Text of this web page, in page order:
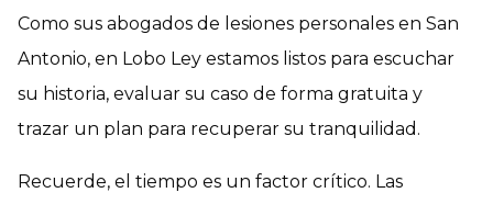
Como sus abogados de lesiones personales en San
Antonio, en Lobo Ley estamos listos para escuchar
su historia, evaluar su caso de forma gratuita y
trazar un plan para recuperar su tranquilidad.
Recuerde, el tiempo es un factor crítico. Las